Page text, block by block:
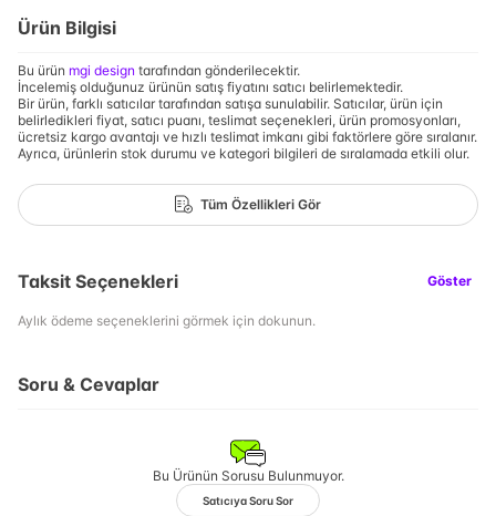
Ürün Bilgisi
Bu ürün mgi design tarafından gönderilecektir.
İncelemiş olduğunuz ürünün satış fiyatını satıcı belirlemektedir.
Bir ürün, farklı satıcılar tarafından satışa sunulabilir. Satıcılar, ürün için
belirledikleri fiyat, satıcı puanı, teslimat seçenekleri, ürün promosyonları,
ücretsiz kargo avantajı ve hızlı teslimat imkanı gibi faktörlere göre sıralanır.
Ayrıca, ürünlerin stok durumu ve kategori bilgileri de sıralamada etkili olur.
Tüm Özellikleri Gör
Taksit Seçenekleri Göster
Aylık ödeme seçeneklerini görmek için dokunun.
Soru & Cevaplar
Bu Ürünün Sorusu Bulunmuyor.
Satıcıya Soru Sor